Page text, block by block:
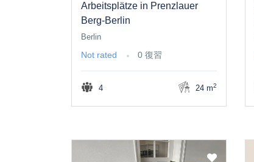
Arbeitsplätze in Prenzlauer
Berg-Berlin
Berlin
Not rated 0 復習
4 24 m2